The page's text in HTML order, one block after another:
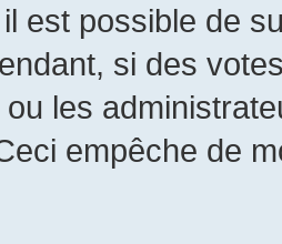
est possible de
si des
les
empêche de